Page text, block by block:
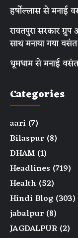
हर्षोल्लास से मनाई
रावतपुरा सरकार
साथ मनाया गया
धूमधाम से मनाई
Categories
aari (7)
Bilaspur (8)
DHAM (1)
Headlines (719)
Health (52)
Hindi Blog (303)
jabalpur (8)
JAGDALPUR (2)